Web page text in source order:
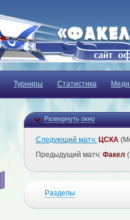
Турниры Статистика
Развернуть окно
Следующий матч: ЦСКА
Предыдущий матч: Факел
Разделы